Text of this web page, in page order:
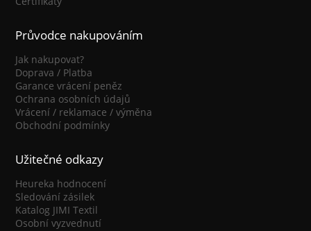
Průvodce nakupováním
Jak nakupovat?
Doprava / Platba
Garance vrácení peněz
Ochrana osobních údajů
Vrácení / reklamace / výměna
Obchodní podmínky
Užitečné odkazy
Heureka hodnocení
Sledování zásilek
Katalog JIMI Textil
Osobní vyzvednutí